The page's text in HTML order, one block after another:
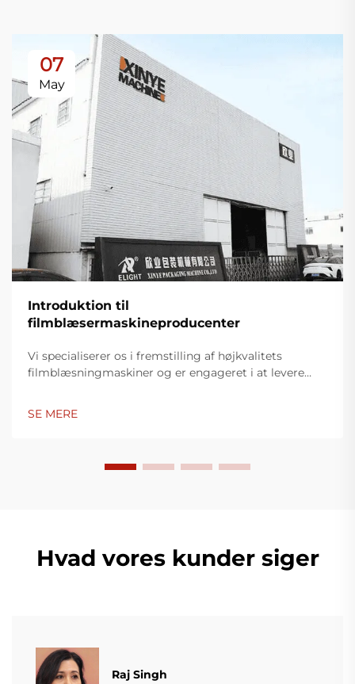
07
May
Introduktion til
filmblæsermaskineproducenter
Vi specialiserer os i fremstilling af højkvalitets
filmblæsningmaskiner og er engageret i at levere
SE MERE
Hvad vores kunder siger
Raj Singh